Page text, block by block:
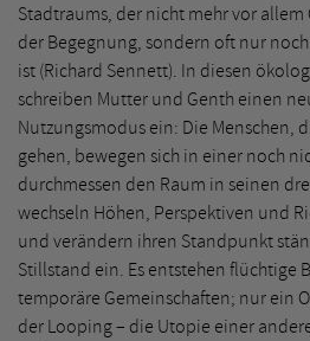
Stadtraums, der nicht mehr vor allem
der Begegnung, sondern oft nur noch
ist (Richard Sennett). In diesen
schreiben Mutter und Genth einen
Nutzungsmodus ein: Die Menschen,
gehen, bewegen sich in einer noch
durchmessen den Raum in seinen
wechseln Höhen, Perspektiven und
und verändern ihren Standpunkt
Stillstand ein. Es entstehen flüchtige
temporäre Gemeinschaften; nur ein
der Looping – die Utopie einer